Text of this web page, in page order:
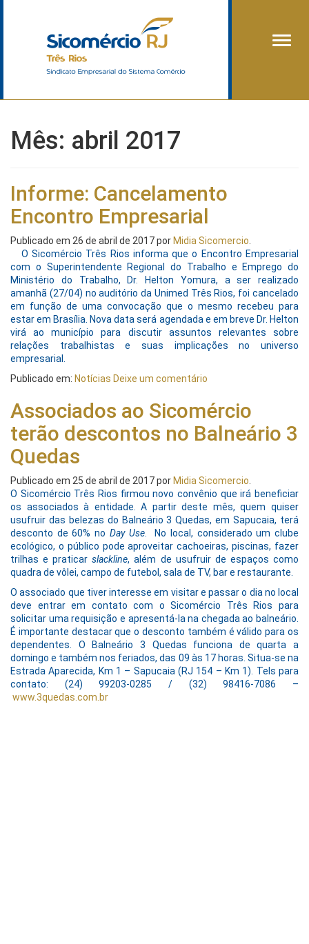
Mês: abril 2017
Informe: Cancelamento
Encontro Empresarial
Publicado em 26 de abril de 2017por Midia Sicomercio
O Sicomércio Três Rios informa que o Encontro Empresarial
com o Superintendente Regional do Trabalho e Emprego do
Ministério do Trabalho, Dr. Helton Yomura, a ser realizado
amanhã (27/04) no auditório da Unimed Três Rios, foi cancelado
em função de uma convocação que o mesmo recebeu para
estar em Brasília. Nova data será agendada e em breve Dr. Helton
virá ao município para discutir assuntos relevantes sobre
relações trabalhistas e suas implicações no universo
empresarial.
Publicado em: Notícias Deixe um comentário
Associados ao Sicomércio
terão descontos no Balneário 3
Quedas
Publicado em 25 de abril de 2017por Midia Sicomercio
O Sicomércio Três Rios firmou novo convênio que irá beneficiar
os associados à entidade. A partir deste mês, quem quiser
usufruir das belezas do Balneário 3 Quedas, em Sapucaia, terá
desconto de 60% no Day Use. No local, considerado um clube
ecológico, o público pode aproveitar cachoeiras, piscinas, fazer
trilhas e praticarslackline, além de usufruir de espaços como
quadra de vôlei, campo de futebol, sala de TV, bar e restaurante.
O associado que tiver interesse em visitar e passar o dia no local
deve entrar em contato com o Sicomércio Três Rios para
solicitar uma requisição e apresentá-la na chegada ao balneário.
É importante destacar que o desconto também é válido para os
dependentes. O Balneário 3 Quedas funciona de quarta a
domingo e também nos feriados, das 09 às 17 horas. Situa-se na
Estrada Aparecida, Km 1 – Sapucaia (RJ 154 – Km 1). Tels para
contato: (24) 99203-0285 / (32) 98416-7086 –
www.3quedas.com.br